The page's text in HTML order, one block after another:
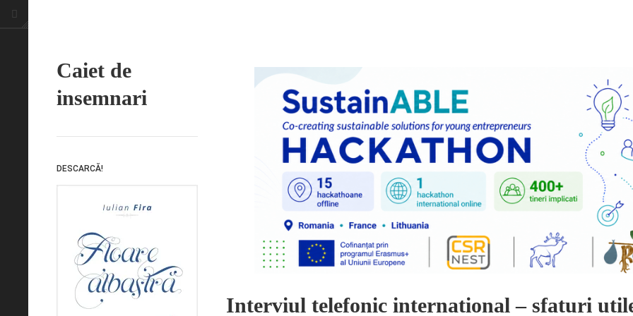
Caiet de
insemnari
DESCARCĂ!
Interviul telefonic international – sfaturi